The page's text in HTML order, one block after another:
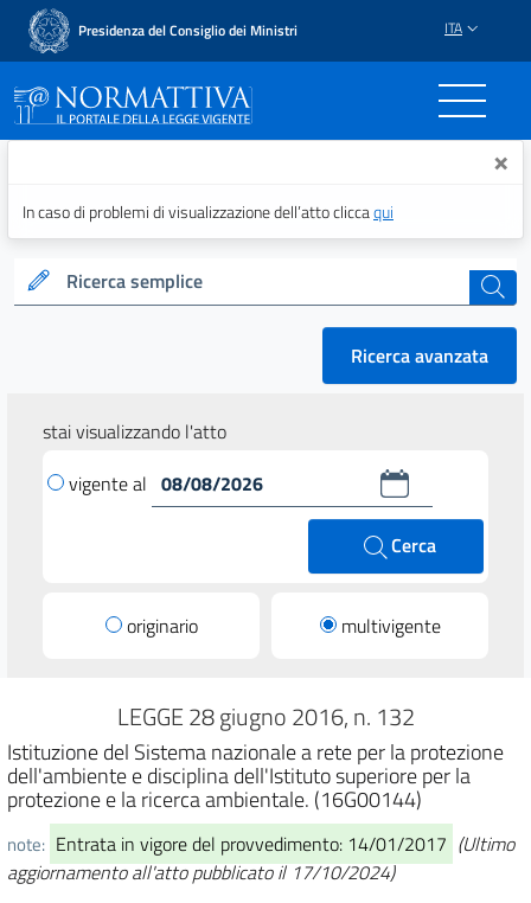
Presidenza del Consiglio dei Ministri ITA
Normattiva - Il portale ×
In caso di problemi di visualizzazione dell’atto cliccaqui
Ricerca semplice cerca
Ricerca avanzata
stai visualizzando l'atto
vigente al
Cerca
originario multivigente
LEGGE 28 giugno 2016, n. 132
Istituzione del Sistema nazionale a rete per la protezione
dell'ambiente e disciplina dell'Istituto superiore per la
protezione e la ricerca ambientale. (16G00144)
note: Entrata in vigore del provvedimento: 14/01/2017 (Ultimo
aggiornamento all'atto pubblicato il 17/10/2024)